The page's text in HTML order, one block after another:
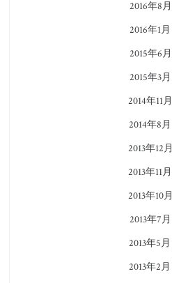
2016年8月
2016年1月
2015年6月
2015年3月
2014年11月
2014年8月
2013年12月
2013年11月
2013年10月
2013年7月
2013年5月
2013年2月